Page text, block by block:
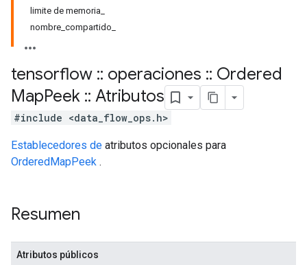
limite de memoria_
nombre_compartido_
tensorflow :: operaciones :: Ordered
MapPeek :: Atributos
#include <data_flow_ops.h>
Establecedores de atributos opcionales para
OrderedMapPeek .
Resumen
Atributos públicos